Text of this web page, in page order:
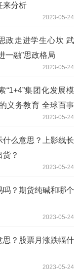
来分析
2023-05-24
政走进学生心坎 武
一融”思政格局
2023-05-24
“1+4”集团化发展模
义务教育 全球百事
2023-05-24
么意思？上影线长
？
2023-05-24
？期货纯碱和哪个
2023-05-24
思？股票月涨跌幅什
2023-05-24